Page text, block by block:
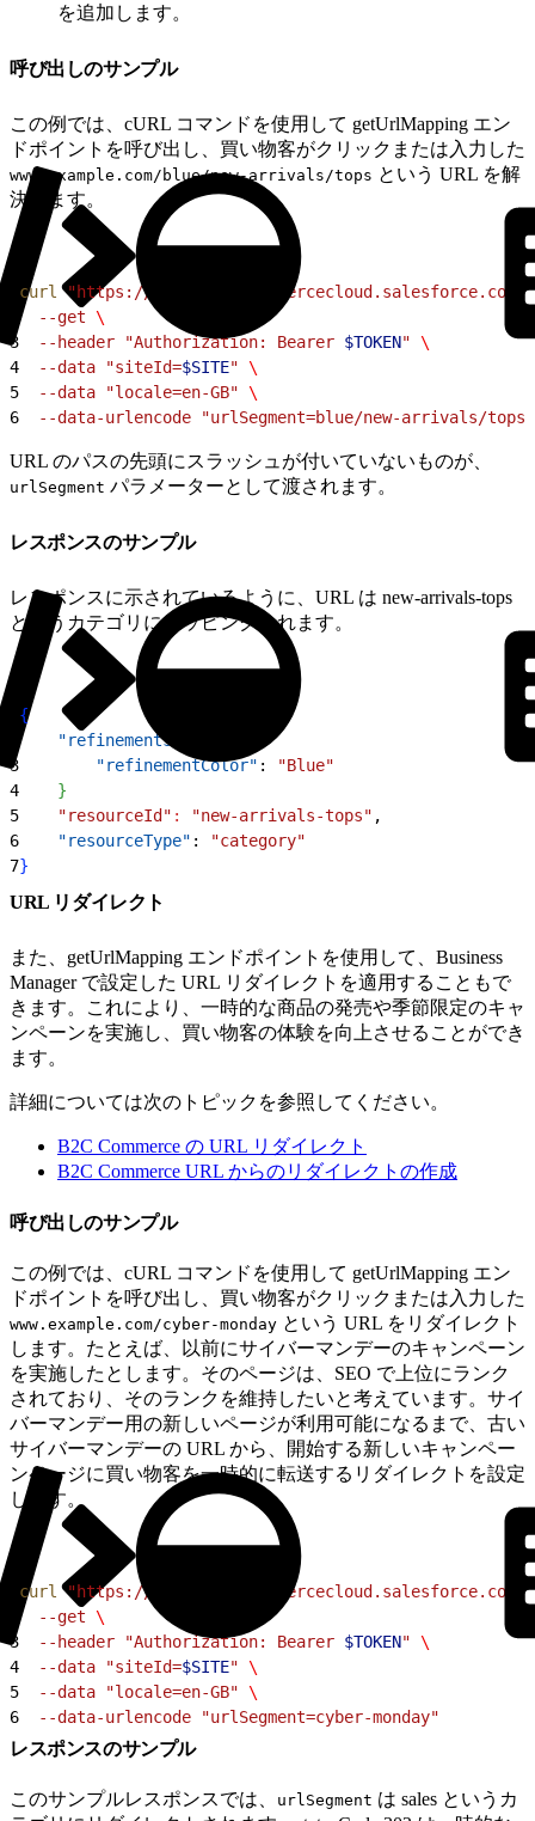
を追加します。
呼び出しのサンプル
この例では、cURL コマンドを使用して getUrlMapping エン
ドポイントを呼び出し、買い物客がクリックまたは入力した
www.example.com/blue/new-arrivals/tops という URL を解
決します。
curl "https://
  --get
\
3
  --header "Authorization:
Bearer $TOKEN" \
4
  --data "siteId=
$SITE" \
5
  --data "locale=en-GB"
\
6
  --data-urlencode "urlSegment=blue/new-arrivals/tops"
URL のパスの先頭にスラッシュが付いていないものが、
urlSegment パラメーターとして渡されます。
レスポンスのサンプル
レスポンスに示されているように、URL は new-arrivals-tops
というカテゴリにマッピングされます。
{
    "refinements"
3
        "refinementColor"
:
"Blue"
4
}
5
    "resourceId"
: "new-arrivals-tops" ,
6
    "resourceType"
:
"category"
7}
URL リダイレクト
また、getUrlMapping エンドポイントを使用して、Business
Manager で設定した URL リダイレクトを適用することもで
きます。これにより、一時的な商品の発売や季節限定のキャ
ンペーンを実施し、買い物客の体験を向上させることができ
ます。
詳細については次のトピックを参照してください。
B2C Commerce の URL リダイレクト
B2C Commerce URL からのリダイレクトの作成
呼び出しのサンプル
この例では、cURL コマンドを使用して getUrlMapping エン
ドポイントを呼び出し、買い物客がクリックまたは入力した
www.example.com/cyber-monday という URL をリダイレクト
します。たとえば、以前にサイバーマンデーのキャンペーン
を実施したとします。そのページは、SEO で上位にランク
されており、そのランクを維持したいと考えています。サイ
バーマンデー用の新しいページが利用可能になるまで、古い
サイバーマンデーの URL から、開始する新しいキャンペー
ンページに買い物客を一時的に転送するリダイレクトを設定
します。
curl "https://
  --get
\
3
  --header "Authorization:
Bearer $TOKEN" \
4
  --data "siteId=
$SITE" \
5
  --data "locale=en-GB"
\
6
  --data-urlencode "urlSegment=cyber-monday"
レスポンスのサンプル
このサンプルレスポンスでは、 urlSegment は sales というカ